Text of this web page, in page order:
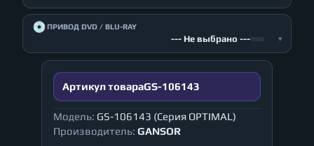
💿ПРИВОД DVD / BLU-RAY
--- Не выбрано --- ▾
Артикул товараGS-106143
Модель: GS-106143 (Серия OPTIMAL)
Производитель: GANSOR